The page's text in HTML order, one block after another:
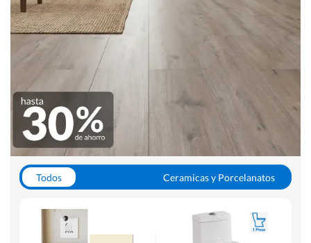
Todos
Ceramicas y Porcelanatos
WC y Sanitarios
Pisos Flotantes y Laminados
Pinturas